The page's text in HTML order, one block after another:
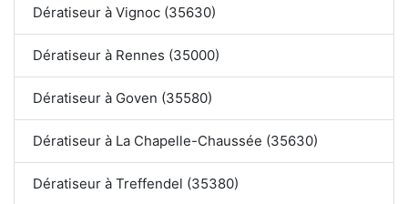
Dératiseur à Vignoc (35630)
Dératiseur à Rennes (35000)
Dératiseur à Goven (35580)
Dératiseur à La Chapelle-Chaussée (35630)
Dératiseur à Treffendel (35380)